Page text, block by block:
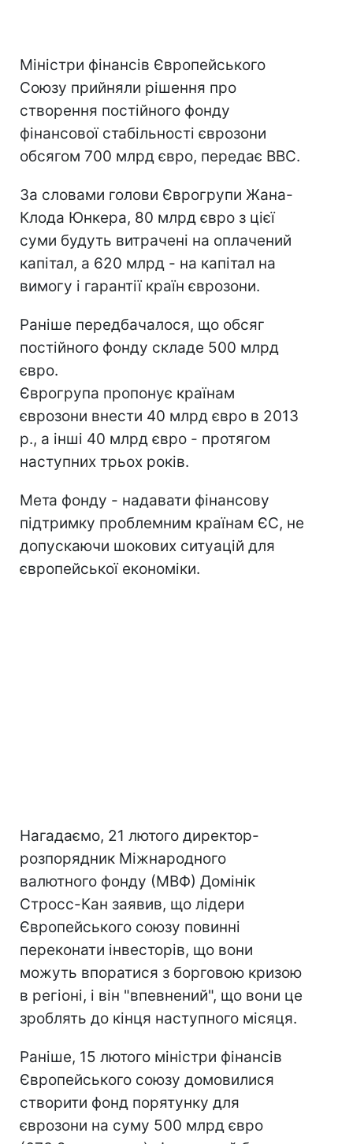
Міністри фінансів Європейського
Союзу прийняли рішення про
створення постійного фонду
фінансової стабільності єврозони
обсягом 700 млрд євро, передає ВВС.
За словами голови Єврогрупи Жана-
Клода Юнкера, 80 млрд євро з цієї
суми будуть витрачені на оплачений
капітал, а 620 млрд - на капітал на
вимогу і гарантії країн єврозони.
Раніше передбачалося, що обсяг
постійного фонду складе 500 млрд
євро.
Єврогрупа пропонує країнам
єврозони внести 40 млрд євро в 2013
р., а інші 40 млрд євро - протягом
наступних трьох років.
Мета фонду - надавати фінансову
підтримку проблемним країнам ЄС, не
допускаючи шокових ситуацій для
європейської економіки.
Нагадаємо, 21 лютого директор-
розпорядник Міжнародного
валютного фонду (МВФ) Домінік
Стросс-Кан заявив, що лідери
Європейського союзу повинні
переконати інвесторів, що вони
можуть впоратися з борговою кризою
в регіоні, і він "впевнений", що вони це
зроблять до кінця наступного місяця.
Раніше, 15 лютого міністри фінансів
Європейського союзу домовилися
створити фонд порятунку для
єврозони на суму 500 млрд євро